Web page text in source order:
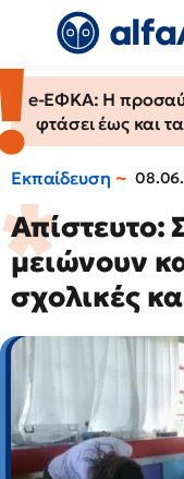
e-ΕΦΚΑ: Η
φτάσει έως και
Εκπαίδευση
Απίστευτο:
μειώνουν
σχολικές